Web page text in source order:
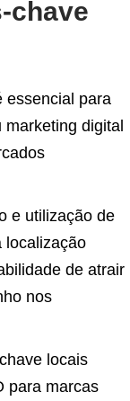
chave
essencial para
digital
e utilização de
localização
de atrair
nos
locais
para marcas